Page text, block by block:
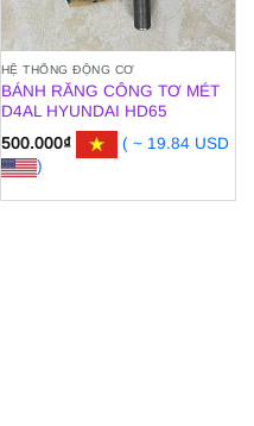
HỆ THỐNG ĐỘNG CƠ
BÁNH RĂNG CÔNG TƠ MÉT
D4AL HYUNDAI HD65
500.000₫
( ~ 19.84 USD
)